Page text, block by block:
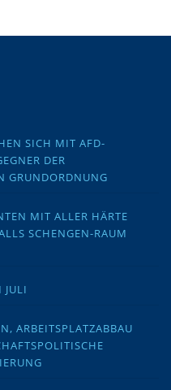
SICH MIT AFD-
DER
GRUNDORDNUNG
MIT ALLER HÄRTE
SCHENGEN-RAUM
JULI
ARBEITSPLATZABBAU